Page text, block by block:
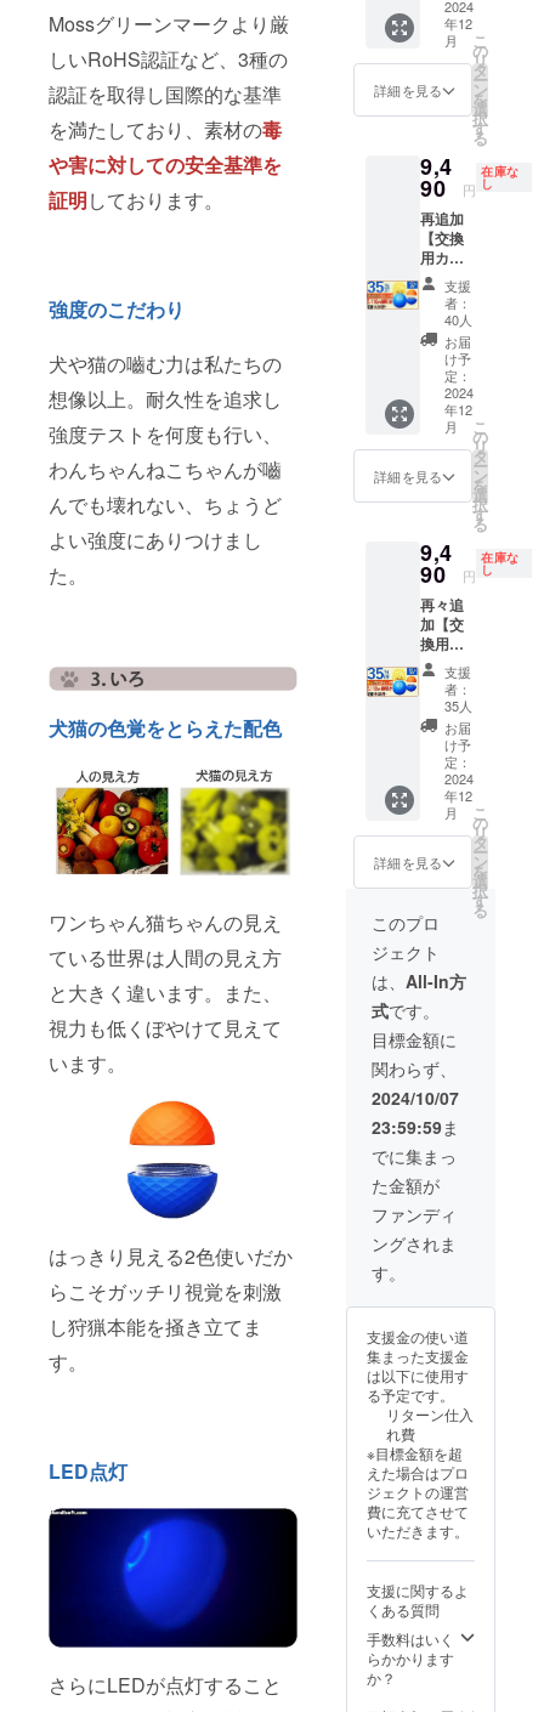
Mossグリーンマークより厳
しいRoHS認証など、3種の
認証を取得し国際的な基準
を満たしており、素材の毒
や害に対しての安全基準を
証明しております。
強度のこだわり
犬や猫の嚙む力は私たちの
想像以上。耐久性を追求し
強度テストを何度も行い、
わんちゃんねこちゃんが嚙
んでも壊れない、ちょうど
よい強度にありつけまし
た。
犬猫の色覚をとらえた配色
ワンちゃん猫ちゃんの見え
ている世界は人間の見え方
と大きく違います。また、
視力も低くぼやけて見えて
います。
はっきり見える2色使いだか
らこそガッチリ視覚を刺激
し狩猟本能を掻き立てま
す。
LED点灯
さらにLEDが点灯すること
イトと
予測不
能な動
きで犬
猫を刺
激 毒や
害に対
安全基
準を取
得 ギフ
ト（プ
レゼン
ト）と
しても
使えま
す。 ※
製造状
況によ
り出荷
時期が
遅れる
場合が
ござい
ます。
※適格請
求書発
者登録
番号の
記載の
あるイ
ンボイ
スが必
要な場
合は、
直接お
問合せ
くださ
い。
解消
ポータ
ブル商
機能
ペット
ちゃ
LEDラ
イトと
予測不
能な動
きで犬
猫を刺
激 毒や
害に対
しての
安全基
準を取
得 ギフ
ト（プ
レゼン
ト）と
しても
使えま
す。 ※
況によ
り出荷
時期が
遅れる
場合が
ござい
ます。
※適格請
求書発
行事業
者登録
番号の
記載の
あるイ
ンボイ
スが必
要な場
合は、
直接お
問合せ
くださ
い。
月とし
ており
ますが
の翌月
には配
頂きま
す。 室
内でも
公園で
も使え
る便利
グッズ
AI搭載
ジェッ
トボー
ルで運
動不足
解消
ポータ
品で多
機能
ちゃ
LEDラ
イトと
予測不
能な動
きで犬
猫を刺
激 毒や
害に対
しての
安全基
準を取
得 ギフ
ト（プ
レゼン
しても
使えま
製造状
況によ
り出荷
時期が
遅れる
場合が
ござい
ます。
※適格請
求書発
行事業
者登録
番号の
記載の
あるイ
ンボイ
スが必
要な場
くださ
い。
10,800
円）× 1
個 └
USB充
電ケー
ブル × 1
！
BANG
！BALL
交換カ
バー
（定価
2,000
円） × 1
■BLING
BANG
！BALL
布カ
バー
1,800
円） × 1
期】
CAMPF
IREの仕
様上11
月とし
ており
ますが
支援月
の翌月
には配
送処理
させて
頂きま
す。 犬
猫の気
用、マ
ンショ
近所さ
んへの
音が気
になる
方向け
カバー
付き 室
内でも
公園で
も使え
る便利
グッズ
AI搭載
ガ
ジェッ
トボー
ルで運
動不足
ブル商
品で多
機能
ペット
用おも
ちゃ
LEDラ
イトと
予測不
能な動
きで犬
猫を刺
激 毒や
害に対
しての
安全基
準を取
得 ギフ
ト（プ
35％OF
F】50名
限定 割
引 35％
ＯＦＦ
コース
定価
円
→9,490
円
（税・
送料
込） 人
気の為
に100名
様へは
完売し
ました
ので50
名様限
定で追
加で支
援募集
させて
容】
■BLING
！
BANG
！
BALL（
定価
10,800
円）× 1
個 └
USB充
電ケー
ブル × 1
■BLING
！
BANG
！BALL
バー
2,000
円） × 1
■BLING
！
BANG
！BALL
布カ
（定価
1,800
円） × 1
個 【配
送時
期】
CAMPF
月とし
ており
ますが
準備出
来次第
早めに
配送処
理させ
て頂き
ます。
犬猫の
気分転
換用、
マン
ション
でご近
所さん
への音
が気に
2024
年12
月
詳細を見る
こ
の
リ
タ
ー
ン
を
選
択
す
る
9,4
90 円
在庫な
し
再追加
【交換
用カ
バー＆
布カ
バー付
き３点
セット
35％OF
F】40名
限定 割
引 35％
ＯＦＦ
コース
定価
円
→9,490
円
（税・
送料
込） 人
気の為
に100名
様と追
加50名
様へは
完売し
ました
ので再
追加で
支援募
集させ
【内
容】
■BLING
！
BANG
！
BALL（
定価
10,800
円）× 1
個 └
USB充
電ケー
ブル × 1
個
■BLING
！
BANG
バー
（定価
2,000
円） × 1
個
■BLING
！
BANG
！BALL
布カ
バー
（定価
1,800
円） × 1
送時
期】
CAMPF
IREの仕
支援
者：
40人
お届
け予
定：
2024
年12
月
詳細を見る
こ
の
リ
タ
ー
ン
を
選
択
す
る
9,4
90 円
在庫な
し
再々追
加【交
換用カ
バー＆
布カ
バー付
き３点
セット
35％OF
F】40名
限定 割
引 35％
ＯＦＦ
コース
定価
14,600
円
→9,490
円
（税・
送料
込） 人
気の為
に100名
様と追
加50名
様と再
追加40
名様へ
は完売
しまし
たので
再々追
させて
す。
【内
容】
■BLING
！
！
BALL（
定価
10,800
円）× 1
個 └
電ケー
ブル × 1
個
■BLING
！
支援
者：
35人
お届
け予
定：
2024
年12
月
詳細を見る
こ
の
リ
タ
ー
ン
を
選
択
す
る
このプロ
ジェクト
は、 All-In方
式です。
目標金額に
関わらず、
2024/10/07
23:59:59ま
でに集まっ
た金額が
ファンディ
ングされま
す。
支援金の使い道
集まった支援金
は以下に使用す
る予定です。
リターン仕入
れ費
※目標金額を超
えた場合はプロ
ジェクトの運営
費に充てさせて
いただきます。
支援に関するよ
くある質問
手数料はいく
らかかります
か？